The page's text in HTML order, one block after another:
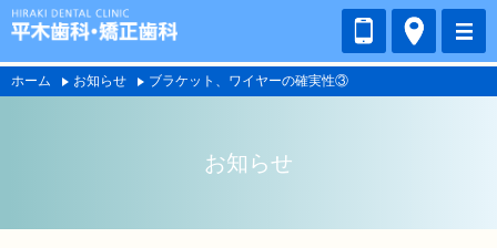
ホーム お知らせ ブラケット、ワイヤーの確実性③
お知らせ